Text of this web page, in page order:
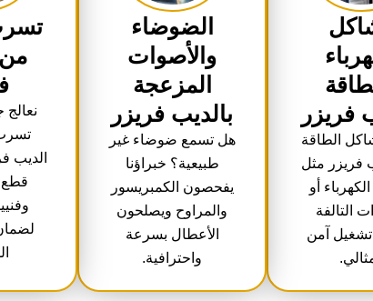
فريزر
الطاقة
فريزر مثل
أو
التالفة
آمن
الضوضاء
والأصوات
المزعجة
بالديب فريزر
هل تسمع ضوضاء غير
طبيعية؟ خبراؤنا
يفحصون الكمبريسور
والمراوح ويصلحون
الأعطال بسرعة
واحترافية.
الديب
قطع